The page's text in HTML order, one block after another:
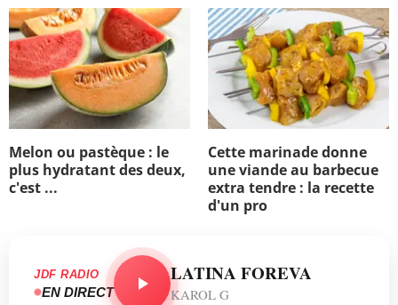
Melon ou pastèque : le
plus hydratant des deux,
c'est ...
Cette marinade donne
une viande au barbecue
extra tendre : la recette
d'un pro
JDF RADIO
EN DIRECT
LATINA FOREVA
KAROL G